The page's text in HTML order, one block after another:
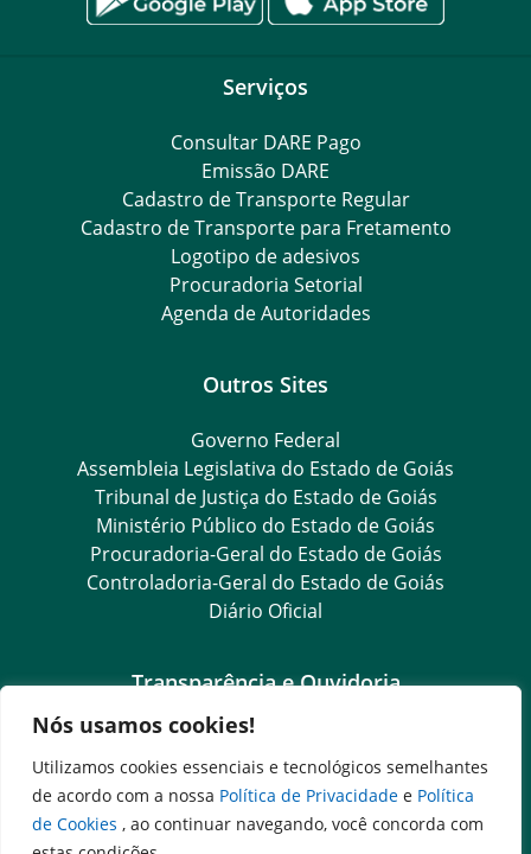
Nós usamos cookies!
Utilizamos cookies essenciais e tecnológicos semelhantes
de acordo com a nossa Política de Privacidade e Política
de Cookies , ao continuar navegando, você concorda com
Serviços
Consultar DARE Pago
Emissão DARE
Cadastro de Transporte Regular
Cadastro de Transporte para Fretamento
Logotipo de adesivos
Procuradoria Setorial
Agenda de Autoridades
Outros Sites
Governo Federal
Assembleia Legislativa do Estado de Goiás
Tribunal de Justiça do Estado de Goiás
Ministério Público do Estado de Goiás
Procuradoria-Geral do Estado de Goiás
Controladoria-Geral do Estado de Goiás
Diário Oficial
Transparência e Ouvidoria
LGPD
Goiás Transparência
Dados Abertos Goiás
SIC – Serviço de Informação ao Cidadão